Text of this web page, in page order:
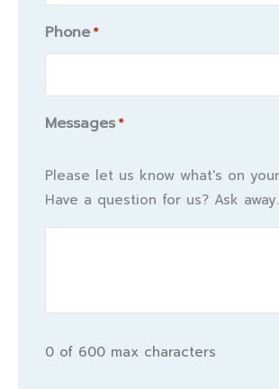
Phone *
Messages *
Please let us know what's on
Have a question for us? Ask away.
0 of 600 max characters